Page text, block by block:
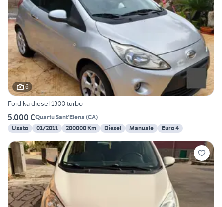
6
Ford ka diesel 1300 turbo
5.000 €Quartu Sant'Elena (CA)
Usato
01/2011 200000 Km Diesel Manuale Euro 4